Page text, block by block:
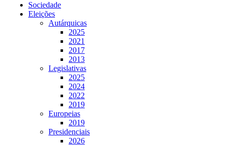
Sociedade
Eleições
Autárquicas
2025
2021
2017
2013
Legislativas
2025
2024
2022
2019
Europeias
2019
Presidenciais
2026